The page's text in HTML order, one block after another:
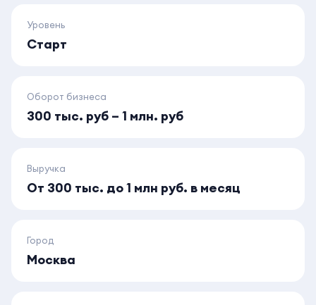
Уровень
Старт
Оборот бизнеса
300 тыс. руб – 1 млн. руб
Выручка
От 300 тыс. до 1 млн руб. в месяц
Город
Москва